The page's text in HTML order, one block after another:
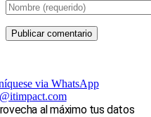
via WhatsApp
al máximo tus datos